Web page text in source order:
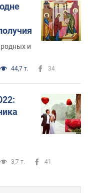
и
44,7 т. 34
3,7 т. 41